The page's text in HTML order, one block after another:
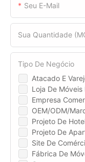
Seu E-Mail
Sua Quantidade
Atacado E
Loja De Móveis
Empresa
OEM/ODM/
Projeto De
Projeto De
Site De
Fábrica De
Tipo De Negócio